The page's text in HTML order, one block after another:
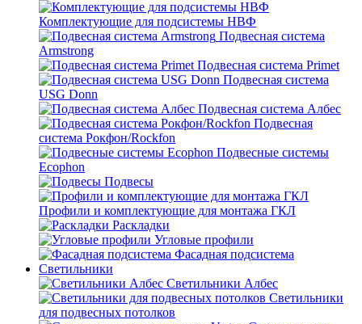
Комплектующие для подсистемы НВФ
Подвесная система
Armstrong
Подвесная система Primet
Подвесная система
USG Donn
Подвесная система Албес
Подвесная
система Рокфон/Rockfon
Подвесные системы
Ecophon
Подвесы
Профили и комплектующие для монтажа ГКЛ
Раскладки
Угловые профили
Фасадная подсистема
Светильники
Светильники Албес
Светильники
для подвесных потолков